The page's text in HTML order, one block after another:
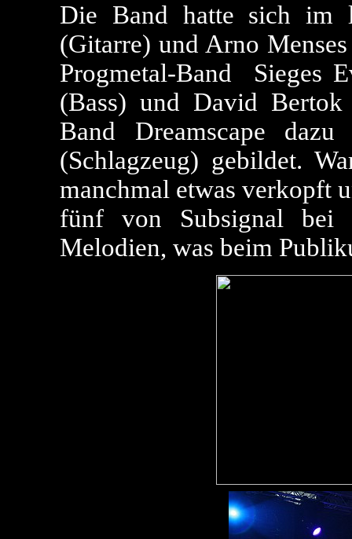
Die Band hatte sich im
(Gitarre) und Arno
Progmetal-Band Sieges
(Bass) und David
Band Dreamscape
(Schlagzeug) gebildet.
manchmal etwas verkopft
fünf von Subsignal bei
Melodien, was beim